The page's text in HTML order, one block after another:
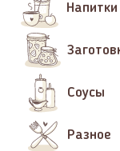
Напитки
Соусы
Разное